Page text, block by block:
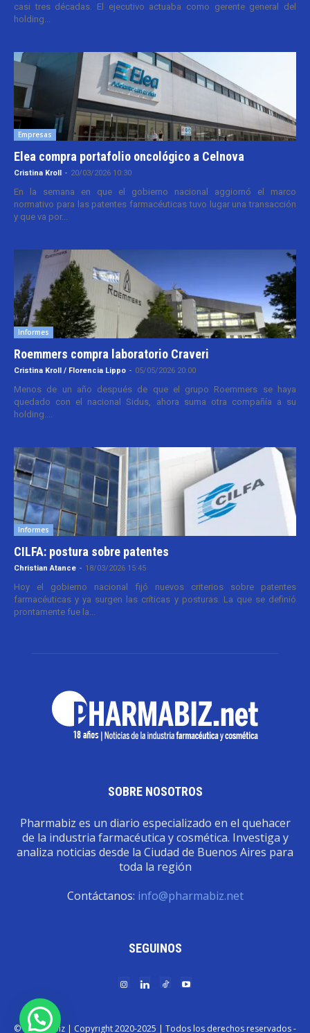
casi tres décadas. El ejecutivo actuaba como gerente general del
holding...
Empresas
Elea compra portafolio oncológico a Celnova
Cristina Kroll - 20/03/2026 10:30
En la semana en que el gobierno nacional aggiornó el marco
normativo para las patentes farmacéuticas tuvo lugar una transacción
y que va por...
Informes
Roemmers compra laboratorio Craveri
Cristina Kroll / Florencia Lippo - 05/05/2026 20:00
Menos de un año después de que el grupo Roemmers se haya
quedado con el nacional Sidus, ahora suma otra compañía a su
holding....
Informes
CILFA: postura sobre patentes
Christian Atance - 18/03/2026 15:45
Hoy el gobierno nacional fijó nuevos criterios sobre patentes
farmacéuticas y ya surgen las críticas y posturas. La que se definió
prontamente fue la...
SOBRE NOSOTROS
Pharmabiz es un diario especializado en el quehacer
de la industria farmacéutica y cosmética. Investiga y
analiza noticias desde la Ciudad de Buenos Aires para
toda la región
Contáctanos: info@pharmabiz.net
SEGUINOS
© Pharmabiz | Copyrıght 2020-2025 | Todos los derechos reservados -